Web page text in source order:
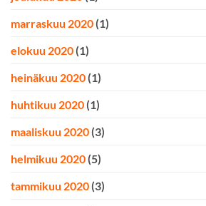
marraskuu 2020 (1)
elokuu 2020 (1)
heinäkuu 2020 (1)
huhtikuu 2020 (1)
maaliskuu 2020 (3)
helmikuu 2020 (5)
tammikuu 2020 (3)